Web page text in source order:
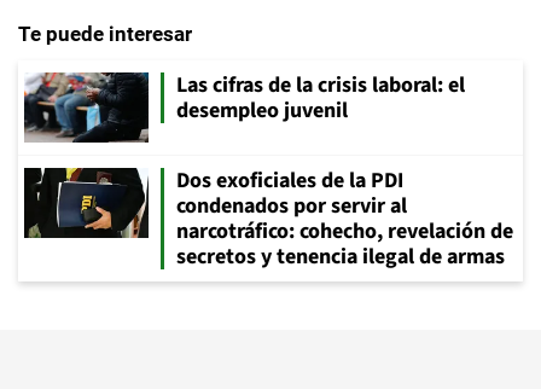
Te puede interesar
Las cifras de la crisis laboral: el
desempleo juvenil
Dos exoficiales de la PDI
condenados por servir al
narcotráfico: cohecho, revelación de
secretos y tenencia ilegal de armas